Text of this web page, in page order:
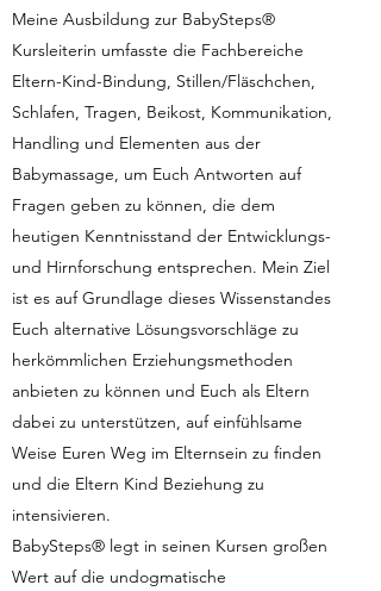
Meine Ausbildung zur BabySteps®
Kursleiterin umfasste die Fachbereiche
Eltern-Kind-Bindung, Stillen/Fläschchen,
Schlafen, Tragen, Beikost, Kommunikation,
Handling und Elementen aus der
Babymassage, um Euch Antworten auf
Fragen geben zu können, die dem
heutigen Kenntnisstand der Entwicklungs-
und Hirnforschung entsprechen. Mein Ziel
ist es auf Grundlage dieses Wissenstandes
Euch alternative Lösungsvorschläge zu
herkömmlichen Erziehungsmethoden
anbieten zu können und Euch als Eltern
dabei zu unterstützen, auf einfühlsame
Weise Euren Weg im Elternsein zu finden
und die Eltern Kind Beziehung zu
intensivieren.
BabySteps® legt in seinen Kursen großen
Wert auf die undogmatische